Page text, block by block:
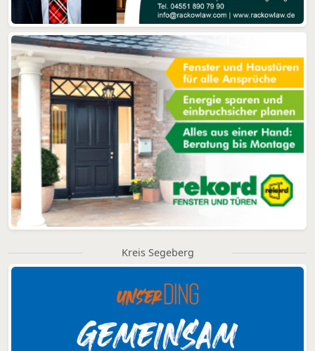
Kreis Segeberg